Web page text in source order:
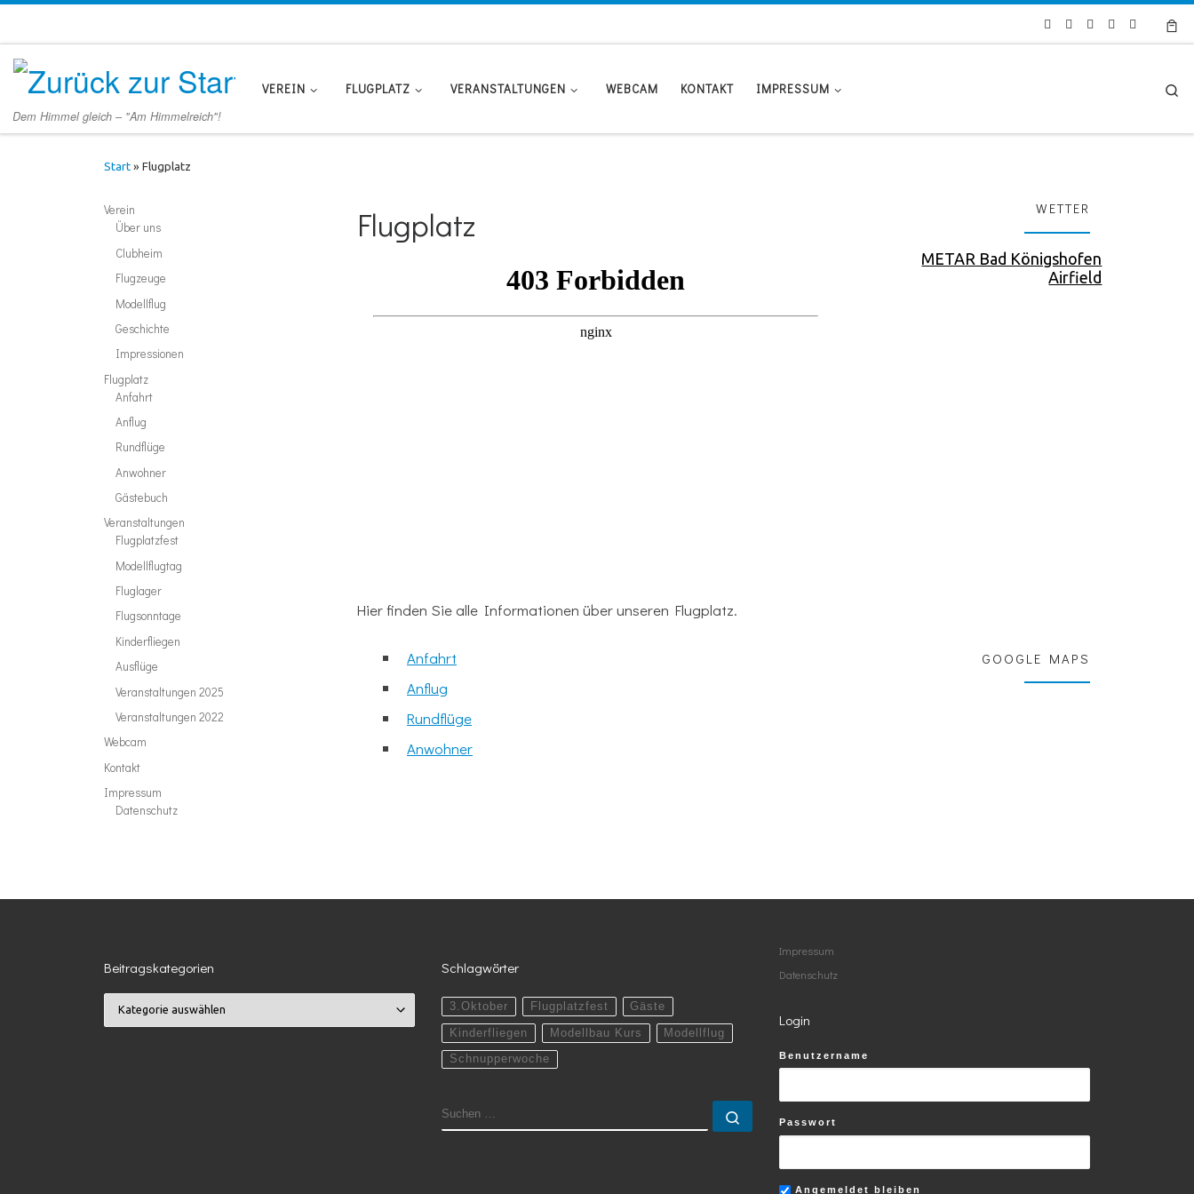
Dem Himmel gleich – "Am Himmelreich"!
VEREIN FLUGPLATZ VERANSTALTUNGEN WEBCAM KONTAKT IMPRESSUM
Start » Flugplatz
Flugplatz
Hier finden Sie alle Informationen über unseren Flugplatz.
Anfahrt
Anflug
Rundflüge
Anwohner
Verein
Über uns
Clubheim
Flugzeuge
Modellflug
Geschichte
Impressionen
Flugplatz
Anfahrt
Anflug
Rundflüge
Anwohner
Gästebuch
Veranstaltungen
Flugplatzfest
Modellflugtag
Fluglager
Flugsonntage
Kinderfliegen
Ausflüge
Veranstaltungen 2025
Veranstaltungen 2022
Webcam
Kontakt
Impressum
Datenschutz
WETTER
METAR Bad Königshofen
Airfield
GOOGLE MAPS
Beitragskategorien Schlagwörter
3.Oktober Flugplatzfest Gäste
Kinderfliegen Modellbau Kurs Modellflug
Schnupperwoche
SUCHE Suchen …
Impressum
Datenschutz
Login
Benutzername
Passwort
Angemeldet bleiben